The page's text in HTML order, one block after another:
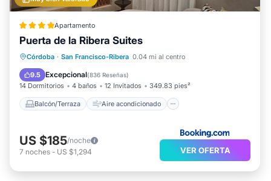
Apartamento
Puerta de la Ribera Suites
Córdoba · San Francisco-Ribera 0.04 mi al centro
9.5 Excepcional(836 Reseñas)
14 Dormitorios 4 baños 12 Invitados 349.83 pies²
Balcón/Terraza Aire acondicionado
Balcón/Terraza
Aire acondicionado
Internet
Apto para niños
US $185/noche
7 noches - US $1,294 VER OFERTA